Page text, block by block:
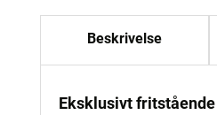
Beskrivelse
Eksklusivt